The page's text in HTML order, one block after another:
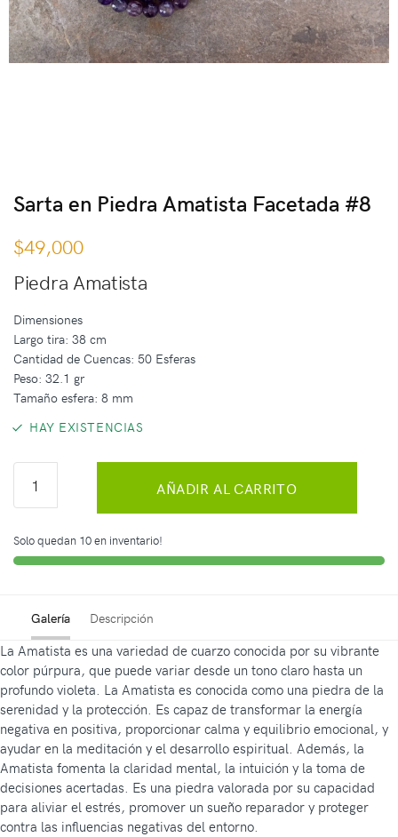
Sarta en Piedra Amatista Facetada #8
$49,000
Piedra Amatista
Dimensiones
Largo tira: 38 cm
Cantidad de Cuencas: 50 Esferas
Peso: 32.1 gr
Tamaño esfera: 8 mm
HAY EXISTENCIAS
AÑADIR AL CARRITO
Solo quedan 10 en inventario!
Galería Descripción
La Amatista es una variedad de cuarzo conocida por su vibrante
color púrpura, que puede variar desde un tono claro hasta un
profundo violeta. La Amatista es conocida como una piedra de la
serenidad y la protección. Es capaz de transformar la energía
negativa en positiva, proporcionar calma y equilibrio emocional, y
ayudar en la meditación y el desarrollo espiritual. Además, la
Amatista fomenta la claridad mental, la intuición y la toma de
decisiones acertadas. Es una piedra valorada por su capacidad
para aliviar el estrés, promover un sueño reparador y proteger
contra las influencias negativas del entorno.